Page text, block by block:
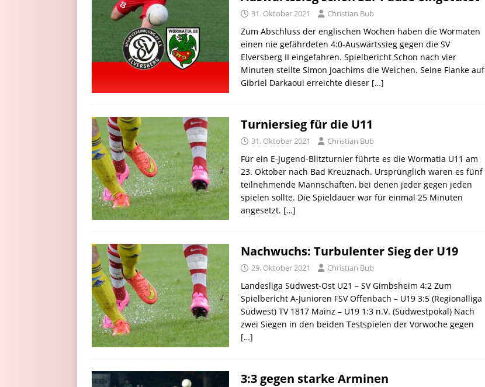
31. Oktober 2021 Christian Bub
Zum Abschluss der englischen Wochen haben die Wormaten
einen nie gefährdeten 4:0-Auswärtssieg gegen die SV
Elversberg II eingefahren. Spielbericht Schon nach vier
Minuten stellte Simon Joachims die Weichen. Seine Flanke auf
Gibriel Darkaoui erreichte dieser […]
Turniersieg für die U11
31. Oktober 2021 Christian Bub
Für ein E-Jugend-Blitzturnier führte es die Wormatia U11 am
23. Oktober nach Bad Kreuznach. Ursprünglich waren es fünf
teilnehmende Mannschaften, bei denen jeder gegen jeden
spielen sollte. Die Spieldauer war für einmal 25 Minuten
angesetzt. […]
Nachwuchs: Turbulenter Sieg der U19
29. Oktober 2021 Christian Bub
Landesliga Südwest-Ost U21 – SV Gimbsheim 4:2 Zum
Spielbericht A-Junioren FSV Offenbach – U19 3:5 (Regionalliga
Südwest) TV 1817 Mainz – U19 1:3 n.V. (Südwestpokal) Nach
zwei Siegen in den beiden Testspielen der Vorwoche gegen
[…]
3:3 gegen starke Arminen